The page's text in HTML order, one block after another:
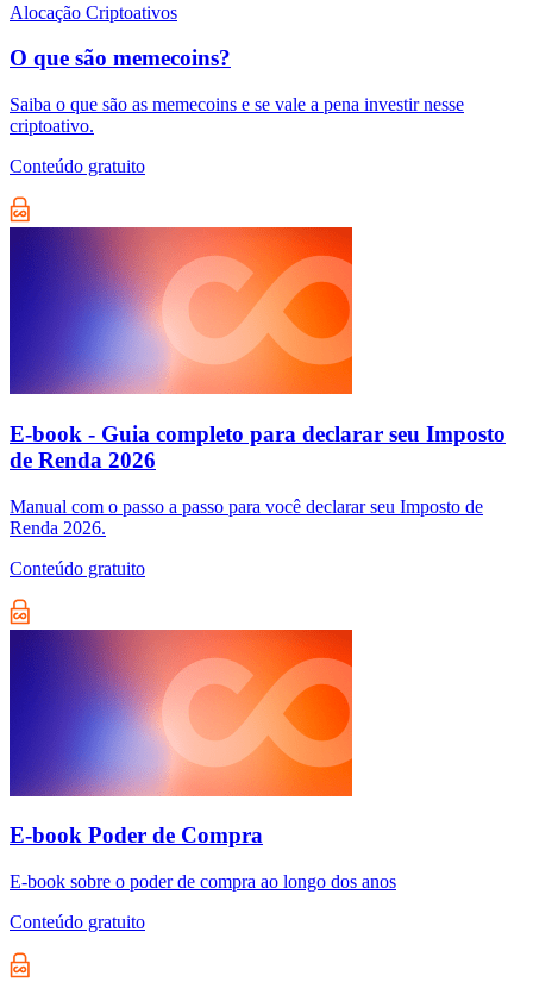
Alocação Criptoativos
O que são memecoins?
Saiba o que são as memecoins e se vale a pena investir nesse
criptoativo.
Conteúdo gratuito
E-book - Guia completo para declarar seu Imposto
de Renda 2026
Manual com o passo a passo para você declarar seu Imposto de
Renda 2026.
Conteúdo gratuito
E-book Poder de Compra
E-book sobre o poder de compra ao longo dos anos
Conteúdo gratuito